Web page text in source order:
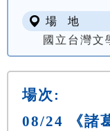
場 地
國立台灣文
場次:
08/24 《諸